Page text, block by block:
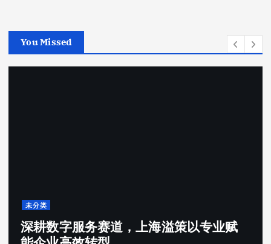
You Missed
未分类
深耕数字服务赛道，上海溢策以专业赋